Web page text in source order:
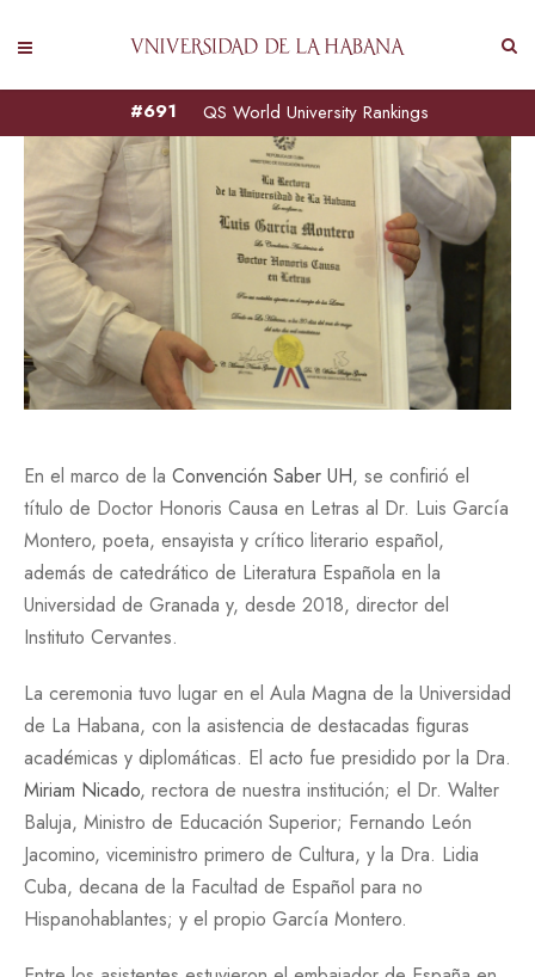
QS World University Rankings
#691
En el marco de la Convención Saber UH, se confirió el
título de Doctor Honoris Causa en Letras al Dr. Luis García
Montero, poeta, ensayista y crítico literario español,
además de catedrático de Literatura Española en la
Universidad de Granada y, desde 2018, director del
Instituto Cervantes.
La ceremonia tuvo lugar en el Aula Magna de la Universidad
de La Habana, con la asistencia de destacadas figuras
académicas y diplomáticas. El acto fue presidido por la Dra.
Miriam Nicado, rectora de nuestra institución; el Dr. Walter
Baluja, Ministro de Educación Superior; Fernando León
Jacomino, viceministro primero de Cultura, y la Dra. Lidia
Cuba, decana de la Facultad de Español para no
Hispanohablantes; y el propio García Montero.